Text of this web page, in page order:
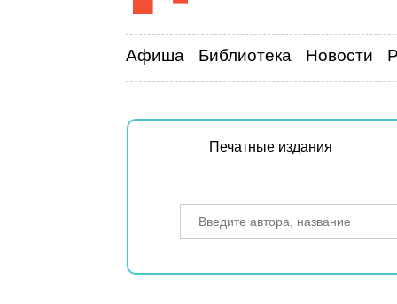
Афиша Библиотека Новости
Печатные издания